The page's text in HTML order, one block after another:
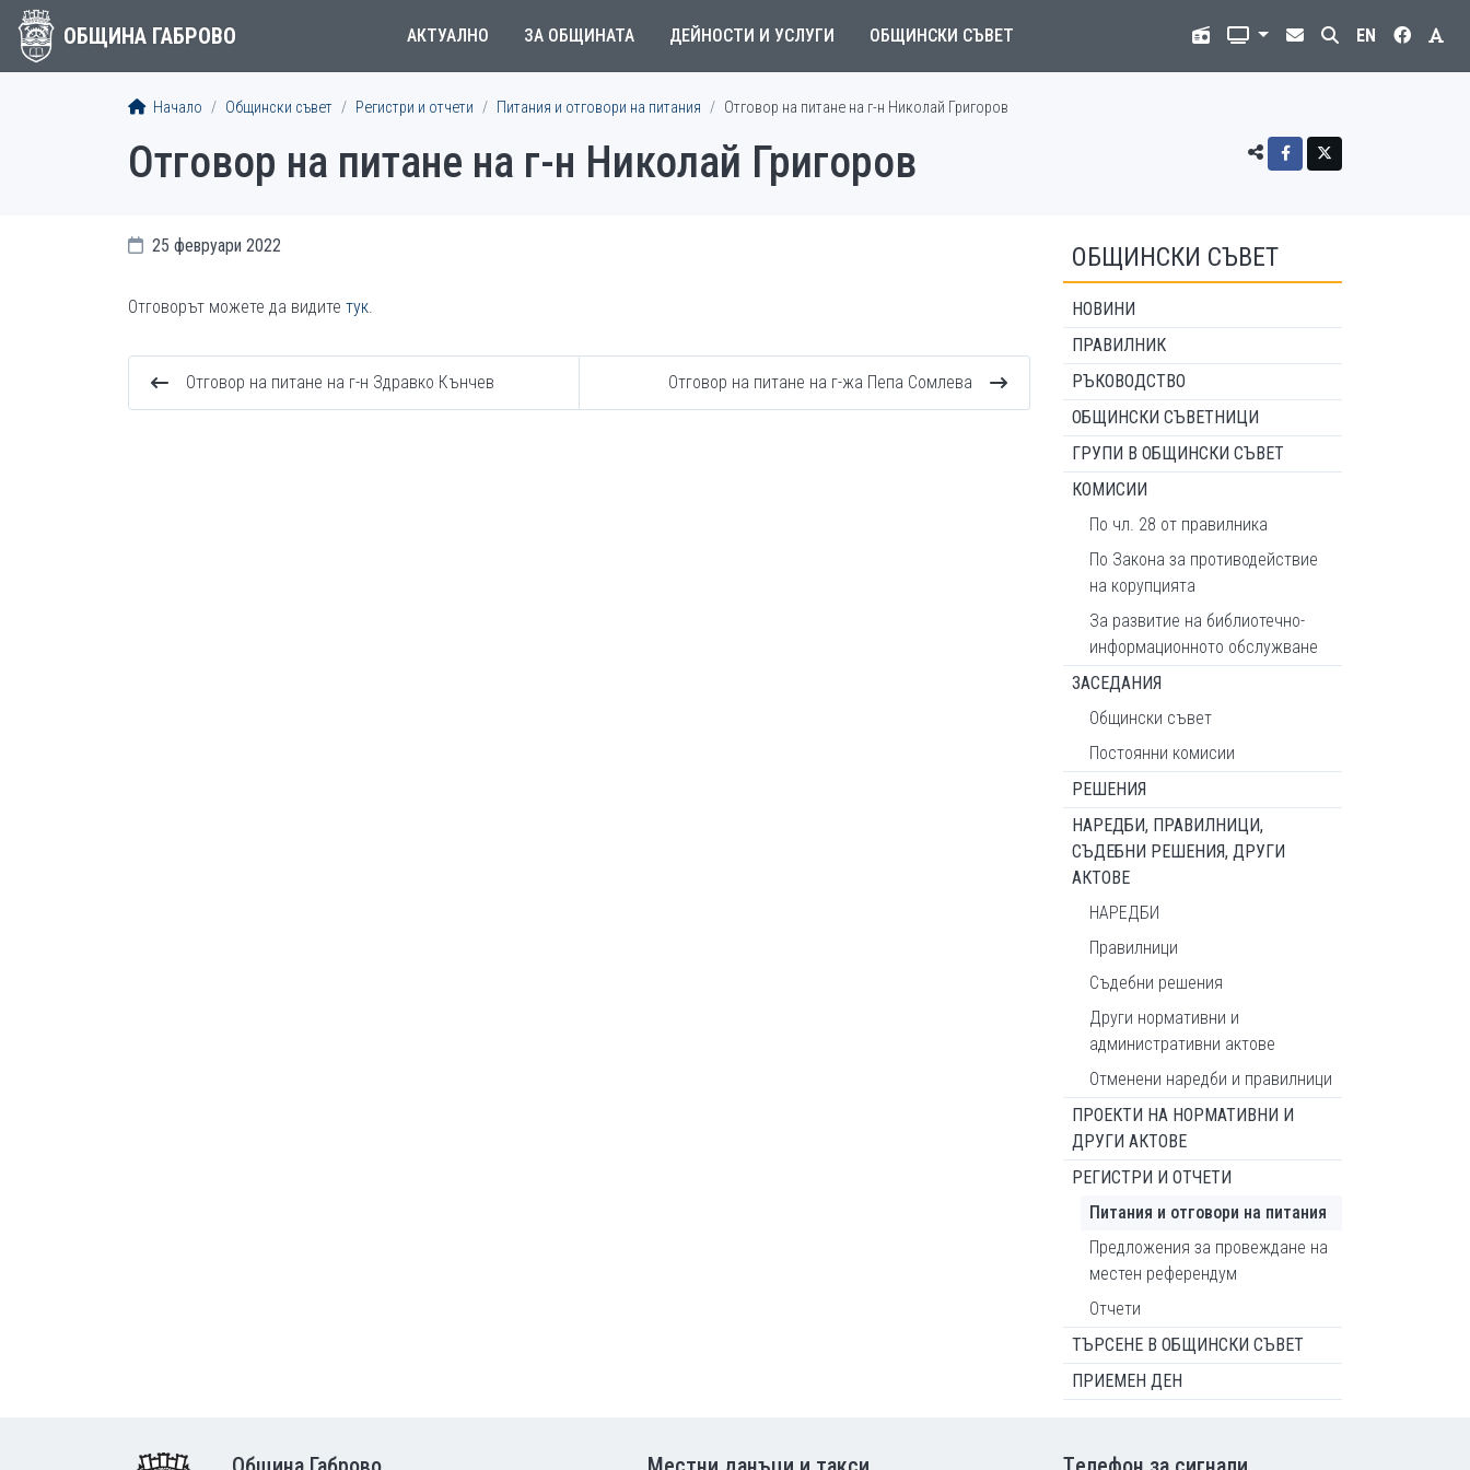
ОБЩИНА ГАБРОВО АКТУАЛНО ЗА ОБЩИНАТА ДЕЙНОСТИ И УСЛУГИ ОБЩИНСКИ СЪВЕТ EN
Начало Общински съвет Регистри и отчети Питания и отговори на питания Отговор на питане на г-н Николай Григоров
Отговор на питане на г-н Николай Григоров
25 февруари 2022
Отговорът можете да видите тук.
Отговор на питане на г-н Здравко Кънчев Отговор на питане на г-жа Пепа Сомлева
ОБЩИНСКИ СЪВЕТ
НОВИНИ
ПРАВИЛНИК
РЪКОВОДСТВО
ОБЩИНСКИ СЪВЕТНИЦИ
ГРУПИ В ОБЩИНСКИ СЪВЕТ
КОМИСИИ
По чл. 28 от правилника
По Закона за противодействие
на корупцията
За развитие на библиотечно-
информационното обслужване
ЗАСЕДАНИЯ
Общински съвет
Постоянни комисии
РЕШЕНИЯ
НАРЕДБИ, ПРАВИЛНИЦИ,
СЪДЕБНИ РЕШЕНИЯ, ДРУГИ
АКТОВЕ
НАРЕДБИ
Правилници
Съдебни решения
Други нормативни и
административни актове
Отменени наредби и правилници
ПРОЕКТИ НА НОРМАТИВНИ И
ДРУГИ АКТОВЕ
РЕГИСТРИ И ОТЧЕТИ
Питания и отговори на питания
Предложения за провеждане на
местен референдум
Отчети
ТЪРСЕНЕ В ОБЩИНСКИ СЪВЕТ
ПРИЕМЕН ДЕН